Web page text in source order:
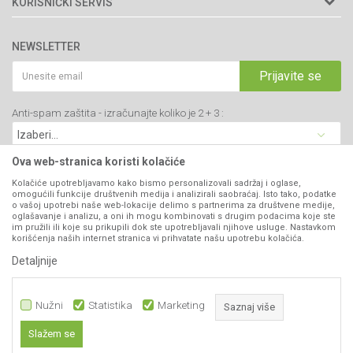
34000 Kragujevac, Srbija
webshop@agromarket.rs
PIB: 102135221
Matični broj: 07593252
Prodavnice
Brendovi
Katalozi
Blog
Najčešća pitanja
Politika privatnosti
Kako kupiti
Isporuka
Click & Collect
Načini plaćanja
Plaćanje karticama
Web kredit Raiffeisen banke
Pravo na odustajanje
Reklamacije
Zamena artikala
NEWSLETTER
Prijavite se
Anti-spam zaštita - izračunajte koliko je 2 + 3 :
VIBER I SMS NEWSLETTER
Prijavite se
PRATITE NAS
Ova web-stranica koristi kolačiće
Kolačiće upotrebljavamo kako bismo personalizovali sadržaj i oglase,
omogućili funkcije društvenih medija i analizirali saobraćaj. Isto tako, podatke
o vašoj upotrebi naše web-lokacije delimo s partnerima za društvene medije,
oglašavanje i analizu, a oni ih mogu kombinovati s drugim podacima koje ste
im pružili ili koje su prikupili dok ste upotrebljavali njihove usluge. Nastavkom
korišćenja naših internet stranica vi prihvatate našu upotrebu kolačića.
Detaljnije
Nužni Statistika Marketing Saznaj više
Slažem se